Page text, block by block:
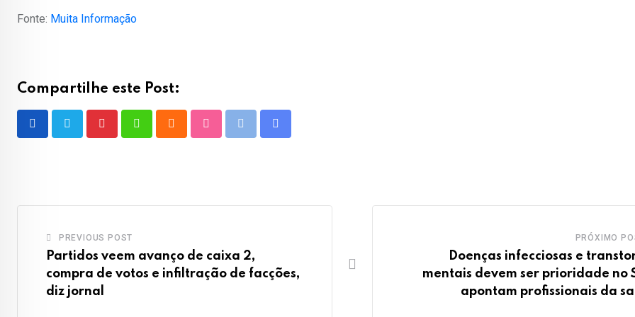
Fonte: Muita Informação
Compartilhe este Post:
PREVIOUS POST
Partidos veem avanço de caixa 2,
compra de votos e infiltração de facções,
diz jornal
PRÓXIMO
Doenças infecciosas e
mentais devem ser prioridade no
apontam profissionais da